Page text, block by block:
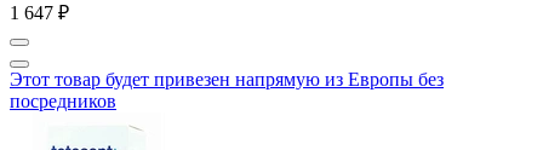
1 647 ₽
Этот товар будет привезен напрямую из Европы без
посредников